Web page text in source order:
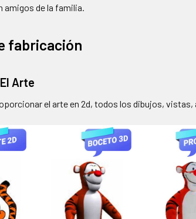
amigos de la familia.
fabricación
Arte
el arte en 2d, todos los dibujos,